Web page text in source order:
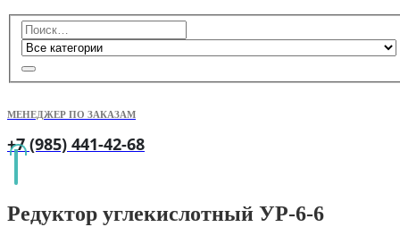
МЕНЕДЖЕР ПО ЗАКАЗАМ
+7 (985) 441-42-68
Редуктор углекислотный УР-6-6